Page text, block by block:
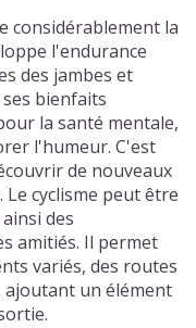
considérablement la
l'endurance
des jambes et
bienfaits
la santé mentale,
l'humeur. C'est
de nouveaux
cyclisme peut être
des
amitiés. Il permet
variés, des routes
ajoutant un élément